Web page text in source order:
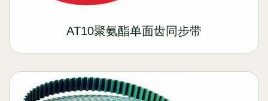
AT10聚氨酯单面齿同步带